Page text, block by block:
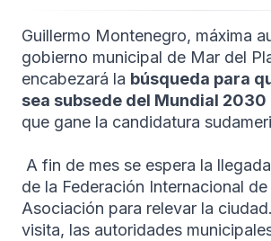
Guillermo Montenegro, máxima
gobierno municipal de Mar del
encabezará la búsqueda para
sea subsede del Mundial 2030
que gane la candidatura
A fin de mes se espera la
de la Federación Internacional
Asociación para relevar la
visita, las autoridades